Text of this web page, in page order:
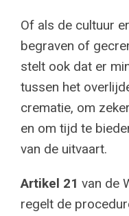
Of als de cultuur
begraven of
stelt ook dat er
tussen het
crematie, om
en om tijd te
van de uitvaart.
Artikel 21 van de
regelt de